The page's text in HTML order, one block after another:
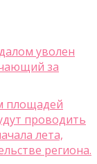
уволен
за
площадей
проводить
лета,
региона.